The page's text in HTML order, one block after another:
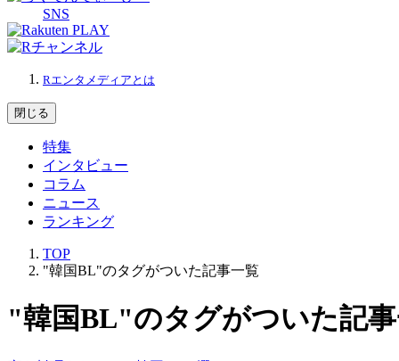
SNS
Rエンタメディアとは
閉じる
特集
インタビュー
コラム
ニュース
ランキング
TOP
"韓国BL"のタグがついた記事一覧
"韓国BL"のタグがついた記